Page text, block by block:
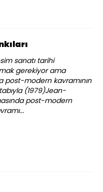
sanatı tarihi
gerekiyor ama
post-modern kavramının
(1979)Jean-
post-modern